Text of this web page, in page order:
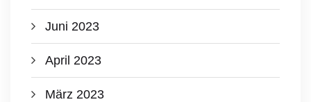
Juni 2023
April 2023
März 2023